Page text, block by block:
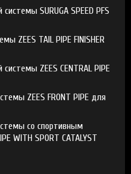
SURUGA SPEED PFS
ZEES TAIL PIPE FINISHER
ZEES CENTRAL PIPE
ZEES FRONT PIPE для
со спортивным
WITH SPORT CATALYST